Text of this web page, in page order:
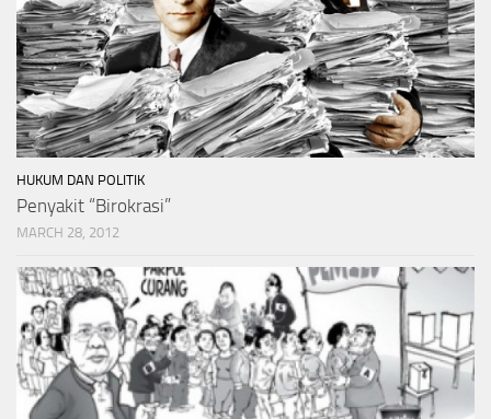
HUKUM DAN POLITIK
Penyakit “Birokrasi”
MARCH 28, 2012